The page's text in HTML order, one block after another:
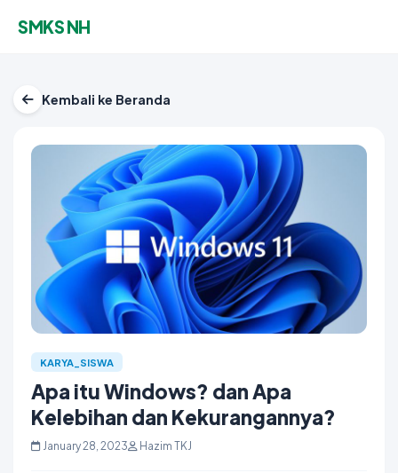
SMKS NH
Kembali ke Beranda
KARYA_SISWA
Apa itu Windows? dan Apa
Kelebihan dan Kekurangannya?
January 28, 2023 Hazim TKJ